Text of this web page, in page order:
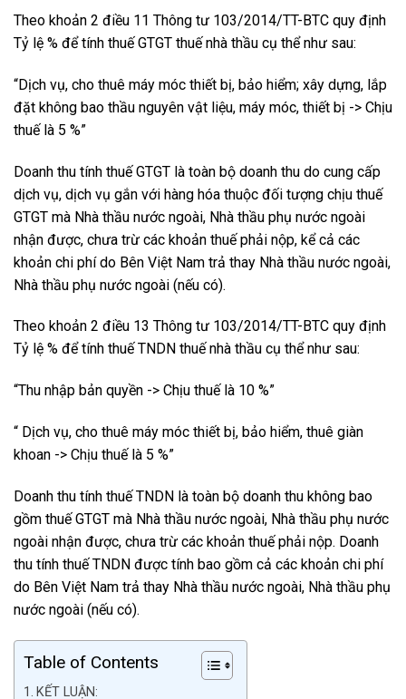
Theo khoản 2 điều 11 Thông tư 103/2014/TT-BTC quy định
Tỷ lệ % để tính thuế GTGT thuế nhà thầu cụ thể như sau:
“Dịch vụ, cho thuê máy móc thiết bị, bảo hiểm; xây dựng, lắp
đặt không bao thầu nguyên vật liệu, máy móc, thiết bị -> Chịu
thuế là 5 %”
Doanh thu tính thuế GTGT là toàn bộ doanh thu do cung cấp
dịch vụ, dịch vụ gắn với hàng hóa thuộc đối tượng chịu thuế
GTGT mà Nhà thầu nước ngoài, Nhà thầu phụ nước ngoài
nhận được, chưa trừ các khoản thuế phải nộp, kể cả các
khoản chi phí do Bên Việt Nam trả thay Nhà thầu nước ngoài,
Nhà thầu phụ nước ngoài (nếu có).
Theo khoản 2 điều 13 Thông tư 103/2014/TT-BTC quy định
Tỷ lệ % để tính thuế TNDN thuế nhà thầu cụ thể như sau:
“Thu nhập bản quyền -> Chịu thuế là 10 %”
“ Dịch vụ, cho thuê máy móc thiết bị, bảo hiểm, thuê giàn
khoan -> Chịu thuế là 5 %”
Doanh thu tính thuế TNDN là toàn bộ doanh thu không bao
gồm thuế GTGT mà Nhà thầu nước ngoài, Nhà thầu phụ nước
ngoài nhận được, chưa trừ các khoản thuế phải nộp. Doanh
thu tính thuế TNDN được tính bao gồm cả các khoản chi phí
do Bên Việt Nam trả thay Nhà thầu nước ngoài, Nhà thầu phụ
nước ngoài (nếu có).
Table of Contents
KẾT LUẬN: